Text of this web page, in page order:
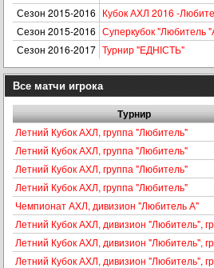
Сезон 2015-2016 Кубок АХЛ 2016 -
Сезон 2015-2016 Суперкубок "Любитель
Сезон 2016-2017 Турнир "ЕДНІСТЬ"
Все матчи игрока
Турнир
Летний Кубок АХЛ, группа "Любитель"
Летний Кубок АХЛ, группа "Любитель"
Летний Кубок АХЛ, группа "Любитель"
Летний Кубок АХЛ, группа "Любитель"
Чемпионат АХЛ, дивизион "Любитель А"
Летний Кубок АХЛ, дивизион "Любитель",
Летний Кубок АХЛ, дивизион "Любитель",
Летний Кубок АХЛ, дивизион "Любитель",